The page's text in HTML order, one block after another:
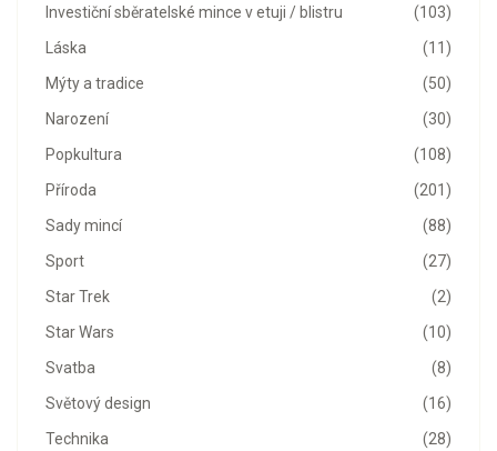
(103)
Investiční sběratelské mince v etuji / blistru
(11)
Láska
(50)
Mýty a tradice
(30)
Narození
(108)
Popkultura
(201)
Příroda
(88)
Sady mincí
(27)
Sport
(2)
Star Trek
(10)
Star Wars
(8)
Svatba
(16)
Světový design
(28)
Technika